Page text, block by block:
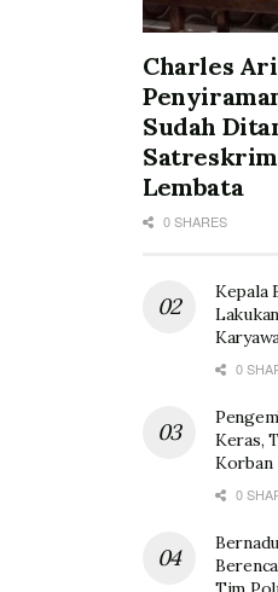
Charles
Sudah
Lembata
0 SHARES
Kepala
0
Keras,
Korban
0